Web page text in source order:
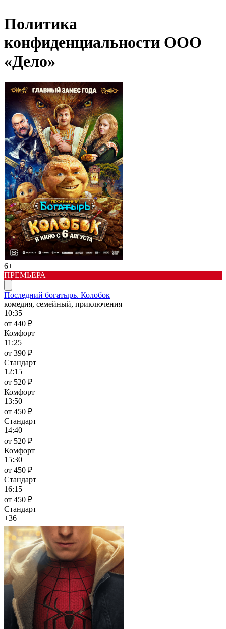
Политика
конфиденциальности ООО
«Дело»
6+
ПРЕМЬЕРА
Последний богатырь. Колобок
комедия, семейный, приключения
10:35
от 440 ₽
Комфорт
11:25
от 390 ₽
Стандарт
12:15
от 520 ₽
Комфорт
13:50
от 450 ₽
Стандарт
14:40
от 520 ₽
Комфорт
15:30
от 450 ₽
Стандарт
16:15
от 450 ₽
Стандарт
+36